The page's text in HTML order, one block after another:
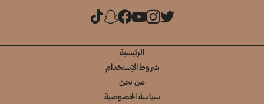
الرئيسية
شروط الإستخدام
من نحن
سياسة الخصوصية